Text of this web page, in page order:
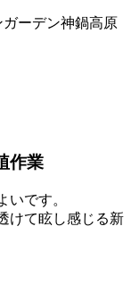
ガーデン神鍋高原
作業
いです。
けて眩し感じる新